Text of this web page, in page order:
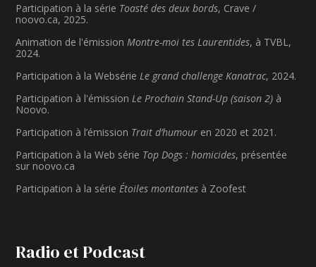
Participation à la série Toasté des deux bords, Crave /
noovo.ca, 2025.
Animation de l'émission Montre-moi tes Laurentides, à TVBL,
2024.
Participation à la Websérie Le grand challenge Kanatrac, 2024.
Participation à l'émission Le Prochain Stand-Up (saison 2) à
Noovo.
Participation à l’émission Trait d’humour en 2020 et 2021.
Participation à la Web série Top Dogs : homicides, présentée
sur noovo.ca
Participation à la série Étoiles montantes à Zoofest
Radio et Podcast